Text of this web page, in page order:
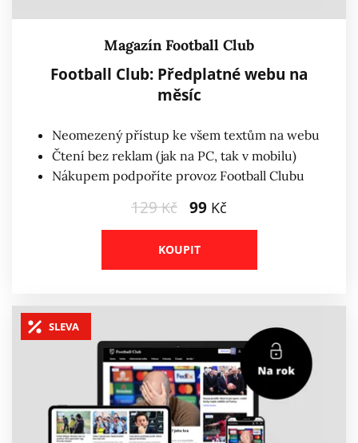
Magazín Football Club
Football Club: Předplatné webu na
měsíc
Neomezený přístup ke všem textům na webu
Čtení bez reklam (jak na PC, tak v mobilu)
Nákupem podpoříte provoz Football Clubu
129Kč 99 Kč
KOUPIT
SLEVA